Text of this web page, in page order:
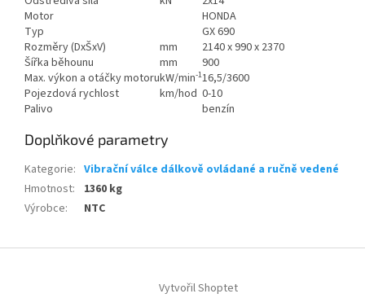
Motor
HONDA
Typ
GX 690
Rozměry (DxŠxV)
mm
2140 x 990 x 2370
Šířka běhounu
mm
900
Max. výkon a otáčky motorukW/min-116,5/3600
Pojezdová rychlost
km/hod 0-10
Palivo
benzín
Doplňkové parametry
Kategorie: Vibrační válce dálkově ovládané a ručně vedené
Hmotnost:
1360 kg
Výrobce: NTC
Vytvořil Shoptet